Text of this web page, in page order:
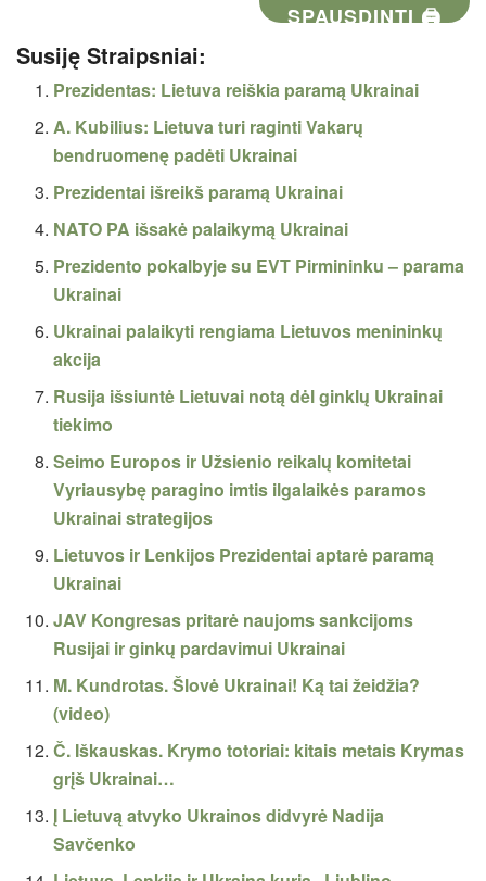
SPAUSDINTI 🖨
Susiję Straipsniai:
Prezidentas: Lietuva reiškia paramą Ukrainai
A. Kubilius: Lietuva turi raginti Vakarų
bendruomenę padėti Ukrainai
Prezidentai išreikš paramą Ukrainai
NATO PA išsakė palaikymą Ukrainai
Prezidento pokalbyje su EVT Pirmininku – parama
Ukrainai
Ukrainai palaikyti rengiama Lietuvos menininkų
akcija
Rusija išsiuntė Lietuvai notą dėl ginklų Ukrainai
tiekimo
Seimo Europos ir Užsienio reikalų komitetai
Vyriausybę paragino imtis ilgalaikės paramos
Ukrainai strategijos
Lietuvos ir Lenkijos Prezidentai aptarė paramą
Ukrainai
JAV Kongresas pritarė naujoms sankcijoms
Rusijai ir ginkų pardavimui Ukrainai
M. Kundrotas. Šlovė Ukrainai! Ką tai žeidžia?
(video)
Č. Iškauskas. Krymo totoriai: kitais metais Krymas
grįš Ukrainai…
Į Lietuvą atvyko Ukrainos didvyrė Nadija
Savčenko